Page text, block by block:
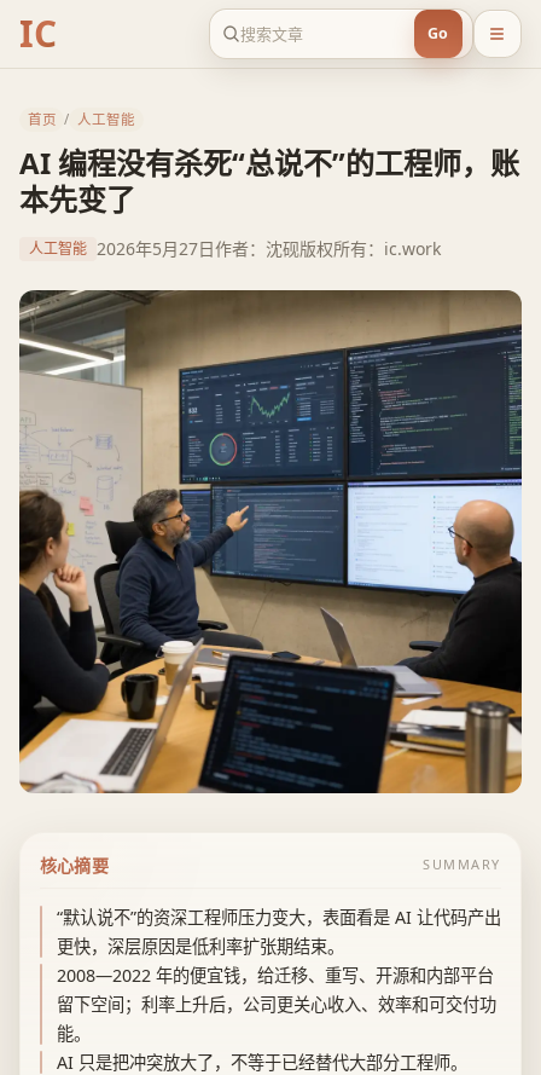
IC Go
首页 / 人工智能
AI 编程没有杀死“总说不”的工程师，账
本先变了
人工智能 2026年5月27日作者：沈砚版权所有：ic.work
核心摘要 SUMMARY
“默认说不”的资深工程师压力变大，表面看是 AI 让代码产出
更快，深层原因是低利率扩张期结束。
2008—2022 年的便宜钱，给迁移、重写、开源和内部平台
留下空间；利率上升后，公司更关心收入、效率和可交付功
能。
AI 只是把冲突放大了，不等于已经替代大部分工程师。